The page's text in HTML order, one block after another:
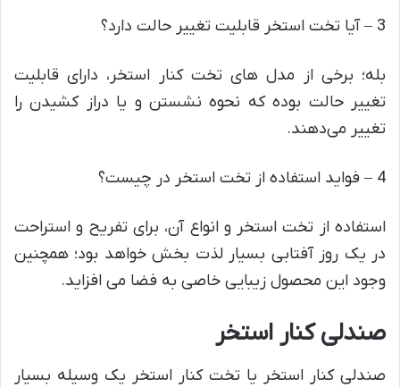
3 – آیا تخت استخر قابلیت تغییر حالت دارد؟
بله؛ برخی از مدل های تخت کنار استخر، دارای قابلیت
تغییر حالت بوده که نحوه نشستن و یا دراز کشیدن را
تغییر می‌دهند.
4 – فواید استفاده از تخت استخر در چیست؟
استفاده از تخت استخر و انواع آن، برای تفریح و استراحت
در یک روز آفتابی بسیار لذت بخش خواهد بود؛ همچنین
وجود این محصول زیبایی خاصی به فضا می افزاید.
صندلی کنار استخر
صندلی کنار استخر یا تخت کنار استخر یک وسیله بسیار